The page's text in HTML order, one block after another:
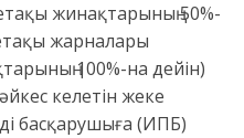
жинақтарының 50%-
жарналары
100%-на дейін)
келетін жеке
басқарушыға (ИПБ)